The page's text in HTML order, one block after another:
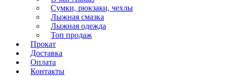
Сумки, рюкзаки, чехлы
Лыжная смазка
Лыжная одежда
Топ продаж
Прокат
Доставка
Оплата
Контакты